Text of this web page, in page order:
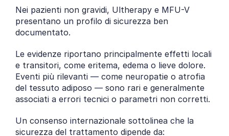
Nei pazienti non gravidi, Ultherapy e MFU-V
presentano un profilo di sicurezza ben
documentato.
Le evidenze riportano principalmente effetti locali
e transitori, come eritema, edema o lieve dolore.
Eventi più rilevanti — come neuropatie o atrofia
del tessuto adiposo — sono rari e generalmente
associati a errori tecnici o parametri non corretti.
Un consenso internazionale sottolinea che la
sicurezza del trattamento dipende da: